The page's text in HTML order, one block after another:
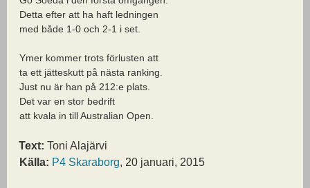
Detta efter att ha haft ledningen
med både 1-0 och 2-1 i set.
Ymer kommer trots förlusten att
ta ett jätteskutt på nästa ranking.
Just nu är han på 212:e plats.
Det var en stor bedrift
att kvala in till Australian Open.
Text: Toni Alajärvi
Källa: P4 Skaraborg, 20 januari, 2015